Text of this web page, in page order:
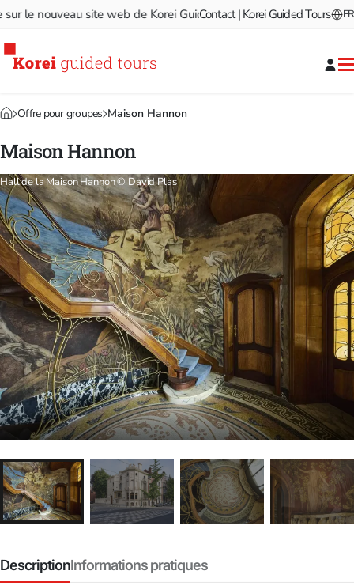
le nouveau site web de Korei Guided Tours! Bienvenue sur
Contact | Korei Guided Tours FR
Offre pour groupes Maison Hannon
Maison Hannon
Hall de la Maison Hannon © David Plas
DescriptionInformations pratiques